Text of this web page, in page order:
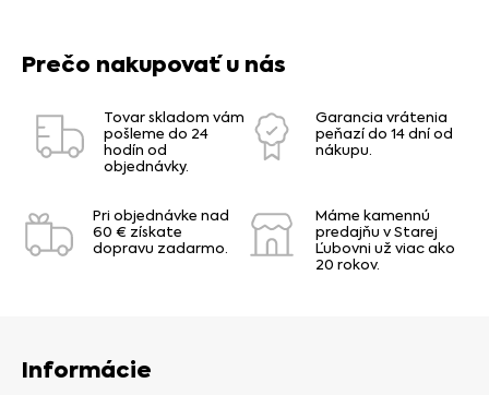
Prečo nakupovať u nás
Tovar skladom vám
pošleme do 24
hodín od
objednávky.
Garancia vrátenia
peňazí do 14 dní od
nákupu.
Pri objednávke nad
60 € získate
dopravu zadarmo.
Máme kamennú
predajňu v Starej
Ľubovni už viac ako
20 rokov.
Informácie